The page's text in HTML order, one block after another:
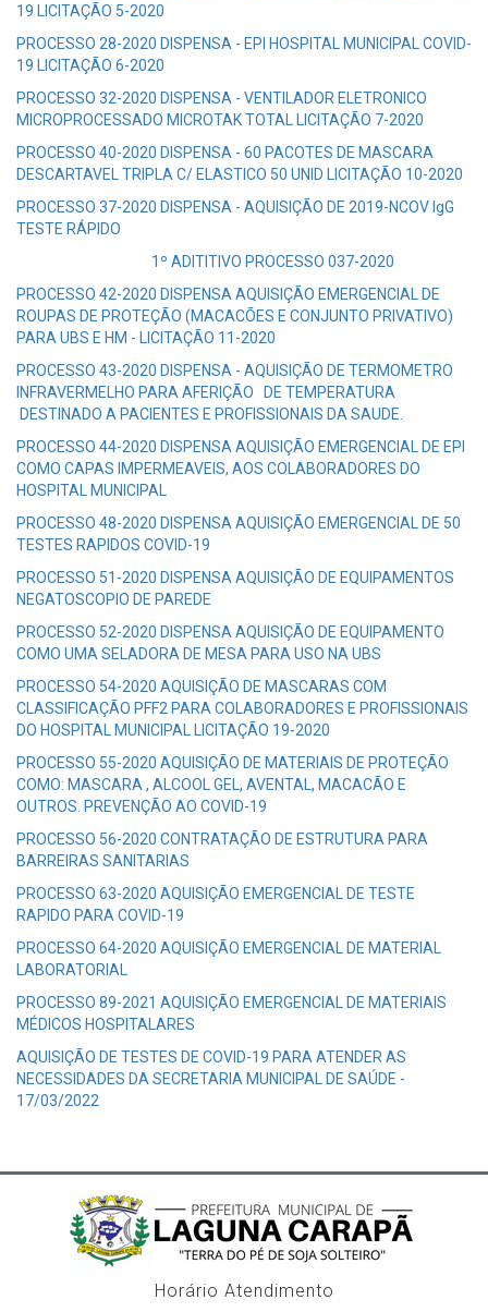
19 LICITAÇÃO 5-2020
PROCESSO 28-2020 DISPENSA - EPI HOSPITAL MUNICIPAL COVID-
19 LICITAÇÃO 6-2020
PROCESSO 32-2020 DISPENSA - VENTILADOR ELETRONICO
MICROPROCESSADO MICROTAK TOTAL LICITAÇÃO 7-2020
PROCESSO 40-2020 DISPENSA - 60 PACOTES DE MASCARA
DESCARTAVEL TRIPLA C/ ELASTICO 50 UNID LICITAÇÃO 10-2020
PROCESSO 37-2020 DISPENSA - AQUISIÇÃO DE 2019-NCOV IgG
TESTE RÁPIDO
1º ADITITIVO PROCESSO 037-2020
PROCESSO 42-2020 DISPENSA AQUISIÇÃO EMERGENCIAL DE
ROUPAS DE PROTEÇÃO (MACACÕES E CONJUNTO PRIVATIVO)
PARA UBS E HM - LICITAÇÃO 11-2020
PROCESSO 43-2020 DISPENSA - AQUISIÇÃO DE TERMOMETRO
INFRAVERMELHO PARA AFERIÇÃO DE TEMPERATURA
DESTINADO A PACIENTES E PROFISSIONAIS DA SAUDE.
PROCESSO 44-2020 DISPENSA AQUISIÇÃO EMERGENCIAL DE EPI
COMO CAPAS IMPERMEAVEIS, AOS COLABORADORES DO
HOSPITAL MUNICIPAL
PROCESSO 48-2020 DISPENSA AQUISIÇÃO EMERGENCIAL DE 50
TESTES RAPIDOS COVID-19
PROCESSO 51-2020 DISPENSA AQUISIÇÃO DE EQUIPAMENTOS
NEGATOSCOPIO DE PAREDE
PROCESSO 52-2020 DISPENSA AQUISIÇÃO DE EQUIPAMENTO
COMO UMA SELADORA DE MESA PARA USO NA UBS
PROCESSO 54-2020 AQUISIÇÃO DE MASCARAS COM
CLASSIFICAÇÃO PFF2 PARA COLABORADORES E PROFISSIONAIS
DO HOSPITAL MUNICIPAL LICITAÇÃO 19-2020
PROCESSO 55-2020 AQUISIÇÃO DE MATERIAIS DE PROTEÇÃO
COMO: MASCARA , ALCOOL GEL, AVENTAL, MACACÃO E
OUTROS. PREVENÇÃO AO COVID-19
PROCESSO 56-2020 CONTRATAÇÃO DE ESTRUTURA PARA
BARREIRAS SANITARIAS
PROCESSO 63-2020 AQUISIÇÃO EMERGENCIAL DE TESTE
RAPIDO PARA COVID-19
PROCESSO 64-2020 AQUISIÇÃO EMERGENCIAL DE MATERIAL
LABORATORIAL
PROCESSO 89-2021 AQUISIÇÃO EMERGENCIAL DE MATERIAIS
MÉDICOS HOSPITALARES
AQUISIÇÃO DE TESTES DE COVID-19 PARA ATENDER AS
NECESSIDADES DA SECRETARIA MUNICIPAL DE SAÚDE -
17/03/2022
Horário Atendimento